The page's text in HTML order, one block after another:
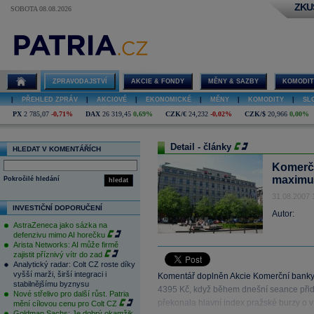
SOBOTA 08.08.2026
ZPRAVODAJSTVÍ AKCIE & FONDY MĚNY & SAZBY
PŘEHLED ZPRÁV AKCIOVÉ EKONOMICKÉ MĚNY KOMODITY
PX 2 785,07 -0,71% DAX 26 319,45 0,69% CZK/€ 24,232 -0,02% CZK/$ 20,966 0,00%
HLEDAT V KOMENTÁŘÍCH
hledat
Pokročilé hledání
INVESTIČNÍ DOPORUČENÍ
AstraZeneca jako sázka na
defenzivu mimo AI horečku
Arista Networks: AI může firmě
zajistit příznivý vítr do zad
Analytický radar: Colt CZ roste díky
vyšší marži, širší integraci i
stabilnějšímu byznysu
Nové střelivo pro další růst. Patria
mění cílovou cenu pro Colt CZ
Detail - články
maximu
31.08.2007
Autor:
Komentář doplněn Akcie Komerční
4395 Kč, když během dnešní seance
překonala hlavní index pražské burzy o